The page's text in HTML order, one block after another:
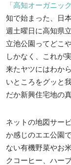
「高知オーガニッ
知で始まった、日
週土曜日に高知県
立池公園ってどこ
しかなく、これが
来たヤツにはわか
いところをグッと
だか新興住宅地の
ネットの地図サー
か感じのエエ公園
ない有機野菜やお
クコーヒー、ハー